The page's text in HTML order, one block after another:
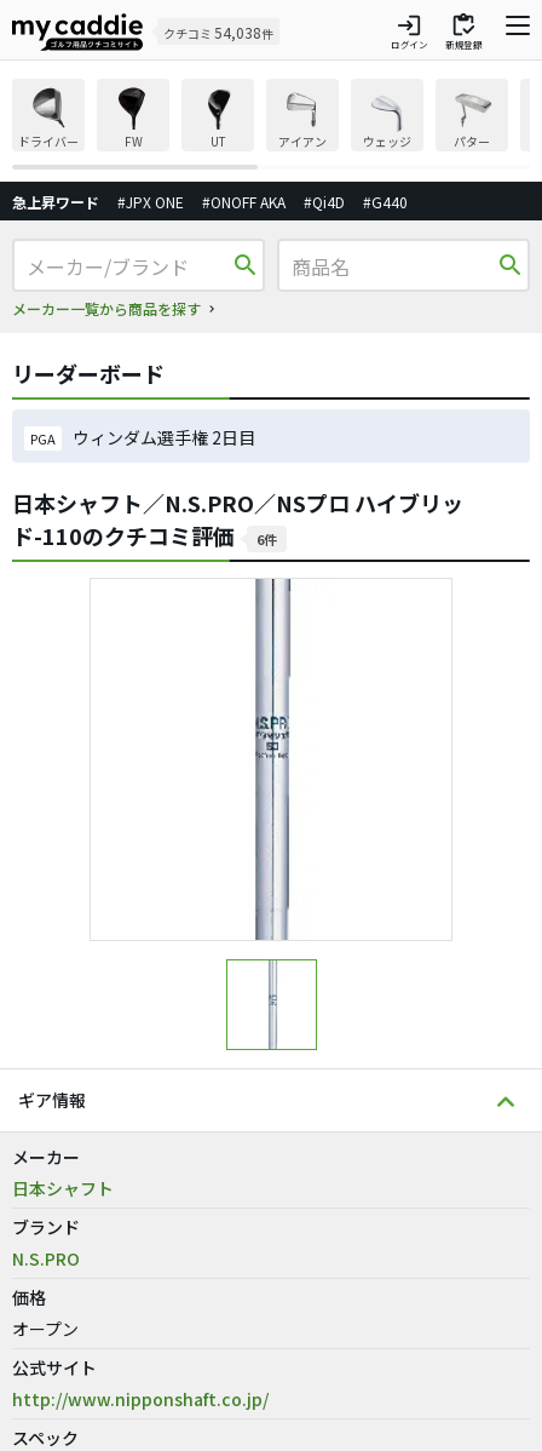
クチコミ 54,038件 login
ログイン
inventory
新規登録
ドライバー FW UT アイアン ウェッジ パター
急上昇ワード #JPX ONE #ONOFF AKA #Qi4D #G440
search
メーカー一覧から商品を探す
search
リーダーボード
PGA ウィンダム選手権 2日目
日本シャフト／N.S.PRO／NSプロ ハイブリッ
ド-110のクチコミ評価
6件
ギア情報
メーカー
日本シャフト
ブランド
N.S.PRO
価格
オープン
公式サイト
http://www.nipponshaft.co.jp/
スペック